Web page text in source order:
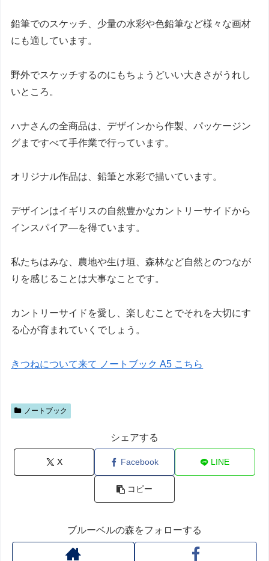
鉛筆でのスケッチ、少量の水彩や色鉛筆など様々な画材
にも適しています。
野外でスケッチするのにもちょうどいい大きさがうれし
いところ。
ハナさんの全商品は、デザインから作製、パッケージン
グまですべて手作業で行っています。
オリジナル作品は、鉛筆と水彩で描いています。
デザインはイギリスの自然豊かなカントリーサイドから
インスパイア―を得ています。
私たちはみな、農地や生け垣、森林など自然とのつなが
りを感じることは大事なことです。
カントリーサイドを愛し、楽しむことでそれを大切にす
る心が育まれていくでしょう。
きつねについて来て ノートブック A5 こちら
ノートブック
シェアする
X Facebook LINE
コピー
ブルーベルの森をフォローする